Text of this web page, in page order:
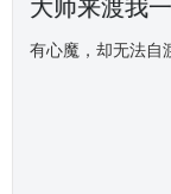
大师来渡我
有心魔，却无法自